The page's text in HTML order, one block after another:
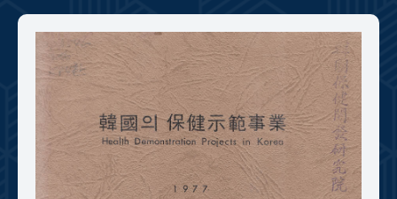
기록물 아카이브
사진 아카이브 문서 기록물 행정박물 영상 기록물
주년 기념
성과 50선 숫자로 보는 50년 50+1주년 광장
세계와 함께 한 KIHASA